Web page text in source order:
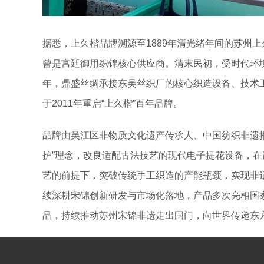
据悉，上久楷品牌溯源至1889年清光绪年间的苏州
曾是宫廷御用织锦核心供应商。清末民初，受时代
年，鼎盛丝绸承接东吴丝织厂的核心织造设备、技
于2011年重启“上久楷”百年品牌。
品牌由吴江区非物质文化遗产传承人、中国纺织非
护”理念，改良适配古法技艺的现代电子提花设备，
艺的前提下，突破传统手工织造的产能瓶颈，实现
续深耕宋锦创新研发与市场化落地，产品多次亮相
品，持续推动苏州宋锦非遗走出国门，向世界传递东